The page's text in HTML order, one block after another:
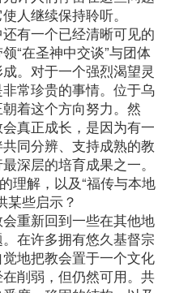
人继续保持聆听。
有一个已经清晰可见的
“在圣神中交谈”与团体
。对于一个强烈渴望灵
常珍贵的事情。位于乌
着这个方向努力。然
真正成长，是因为有一
同分辨、支持成熟的教
深层的培育成果之一。
理解，以及“福传与本地
某些启示？
重新回到一些在其他地
在许多拥有悠久基督宗
地把教会置于一个文化
削弱，但仍然可用。共